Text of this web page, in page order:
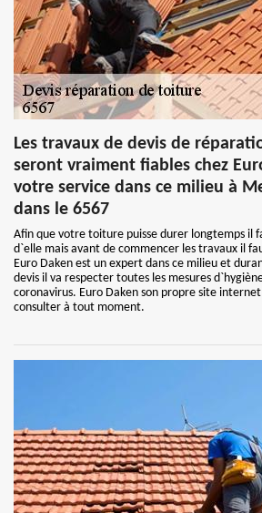
Les travaux de devis de
seront vraiment fiables chez
votre service dans ce milieu à
dans le 6567
Afin que votre toiture puisse durer longtemps il
d`elle mais avant de commencer les travaux il
Euro Daken est un expert dans ce milieu et
devis il va respecter toutes les mesures
coronavirus. Euro Daken son propre site
consulter à tout moment.